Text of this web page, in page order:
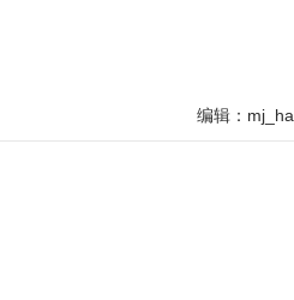
编辑：mj_ha